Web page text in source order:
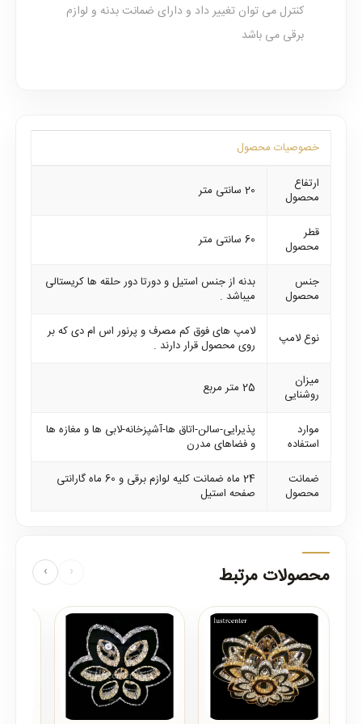
کنترل می توان تغییر داد و دارای ضمانت بدنه و لوازم
برقی می باشد
خصوصیات محصول
ارتفاع
محصول
20 سانتی متر
قطر
محصول
60 سانتی متر
جنس
محصول
بدنه از جنس استیل و دورتا دور حلقه ها کریستالی
میباشد .
نوع لامپ
لامپ های فوق کم مصرف و پرنور اس ام دی که بر
روی محصول قرار دارند .
میزان
روشنایی
25 متر مربع
موارد
استفاده
پذیرایی-سالن-اتاق ها-آشپزخانه-لابی ها و مغازه ها
و فضاهای مدرن
ضمانت
محصول
24 ماه ضمانت کلیه لوازم برقی و 60 ماه گارانتی
صفحه استیل
محصولات مرتبط ‹
›